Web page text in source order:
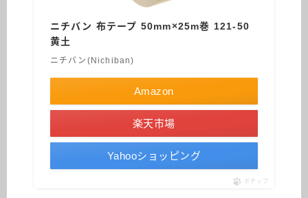
ニチバン 布テープ 50mm×25m巻 121-50
黄土
ニチバン(Nichiban)
Amazon
楽天市場
Yahooショッピング
ポチップ